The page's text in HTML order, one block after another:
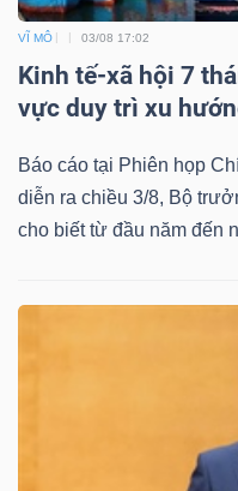
VĨ MÔ 03/08 17:02
Kinh tế-xã hội 7
vực duy trì xu
Báo cáo tại Phiên họp
diễn ra chiều 3/8, Bộ
cho biết từ đầu năm đến